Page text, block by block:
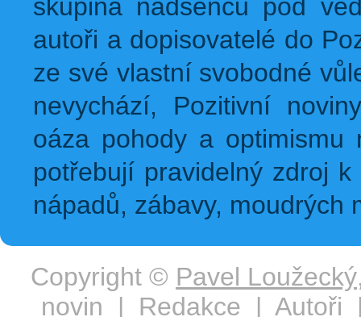
skupina nadšenců pod
autoři a dopisovatelé do
ze své vlastní svobodné
nevychází, Pozitivní
oáza pohody a
potřebují pravidelný zdroj
nápadů, zábavy, moudrých
Copyright © Pavel Loužecký
novin | Redakce | Autoři